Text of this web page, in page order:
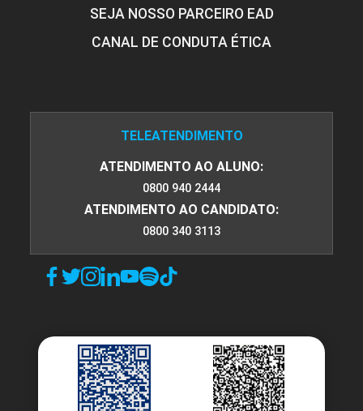
SEJA NOSSO PARCEIRO EAD
CANAL DE CONDUTA ÉTICA
TELEATENDIMENTO
ATENDIMENTO AO ALUNO:
0800 940 2444
ATENDIMENTO AO CANDIDATO:
0800 340 3113